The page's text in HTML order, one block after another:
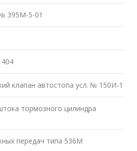
395М-5-01
клапан автостопа усл. № 150И-1
тормозного цилиндра
передач типа 536М